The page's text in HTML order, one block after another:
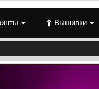
Вышивки